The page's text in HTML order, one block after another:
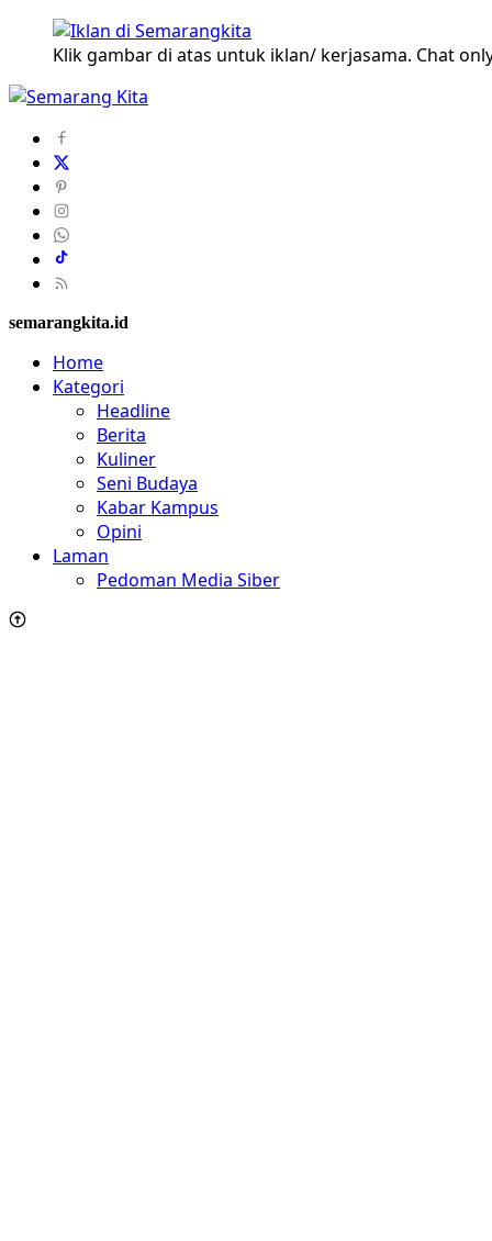
Klik gambar di atas untuk iklan/ kerjasama. Chat
semarangkita.id
Home
Kategori
Headline
Berita
Kuliner
Seni Budaya
Kabar Kampus
Opini
Laman
Pedoman Media Siber